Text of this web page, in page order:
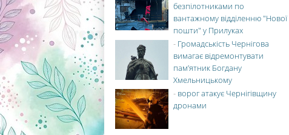
безпілотниками по
вантажному відділенню "Нової
пошти" у Прилуках
- Громадськість Чернігова
вимагає відремонтувати
пам’ятник Богдану
Хмельницькому
- ворог атакує Чернігівщину
дронами